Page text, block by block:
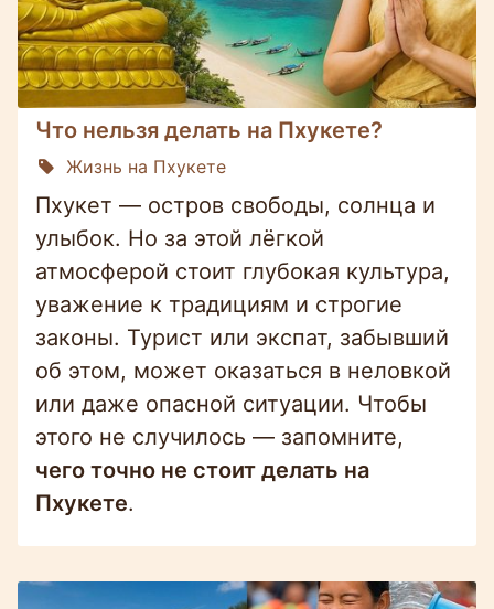
Что нельзя делать на Пхукете?
Жизнь на Пхукете
Пхукет — остров свободы, солнца и
улыбок. Но за этой лёгкой
атмосферой стоит глубокая культура,
уважение к традициям и строгие
законы. Турист или экспат, забывший
об этом, может оказаться в неловкой
или даже опасной ситуации. Чтобы
этого не случилось — запомните,
чего точно не стоит делать на
Пхукете.